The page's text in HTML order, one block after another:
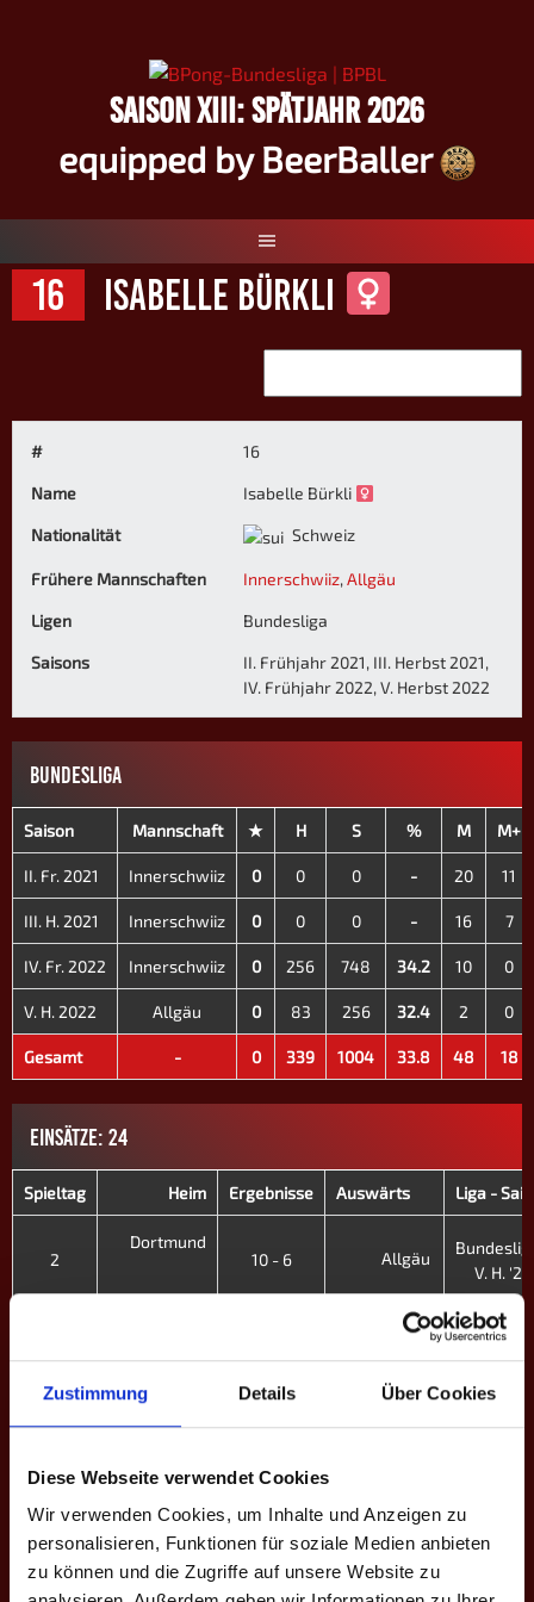
Zustimmung Details Über Cookies
Diese Webseite verwendet Cookies
Wir verwenden Cookies, um Inhalte und Anzeigen zu
personalisieren, Funktionen für soziale Medien anbieten
zu können und die Zugriffe auf unsere Website zu
SAISON XIII: SPÄTJAHR 2026
equipped by BeerBaller
16 Isabelle Bürkli
# 16
Name Isabelle Bürkli
Nationalität Schweiz
Frühere Mannschaften Innerschwiiz,Allgäu
Ligen Bundesliga
Saisons
II. Frühjahr 2021, III. Herbst 2021,
IV. Frühjahr 2022, V. Herbst 2022
BUNDESLIGA
Saison Mannschaft ★ H S % M M+
II. Fr. 2021 Innerschwiiz 0 0 0 - 20 11
III. H. 2021 Innerschwiiz 0 0 0 - 16 7
IV. Fr. 2022 Innerschwiiz 0 256 748 34.2 10 0
V. H. 2022 Allgäu 0 83 256 32.4 2 0
Gesamt - 0 339 1004 33.8 48 18
EINSÄTZE: 24
Spieltag Heim Ergebnisse Auswärts Liga -
2
Dortmund
10 - 6
Allgäu
V. H. '22
Innerschwiiz
IV. Fr.
3
Mighty
Ducks
6 - 10
Innerschwiiz
IV. Fr.